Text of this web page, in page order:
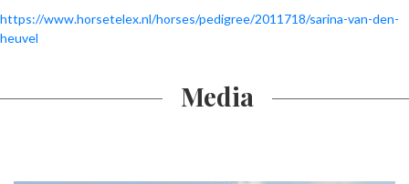
https://www.horsetelex.nl/horses/pedigree/2011718/sarina-van-den-
heuvel
Media